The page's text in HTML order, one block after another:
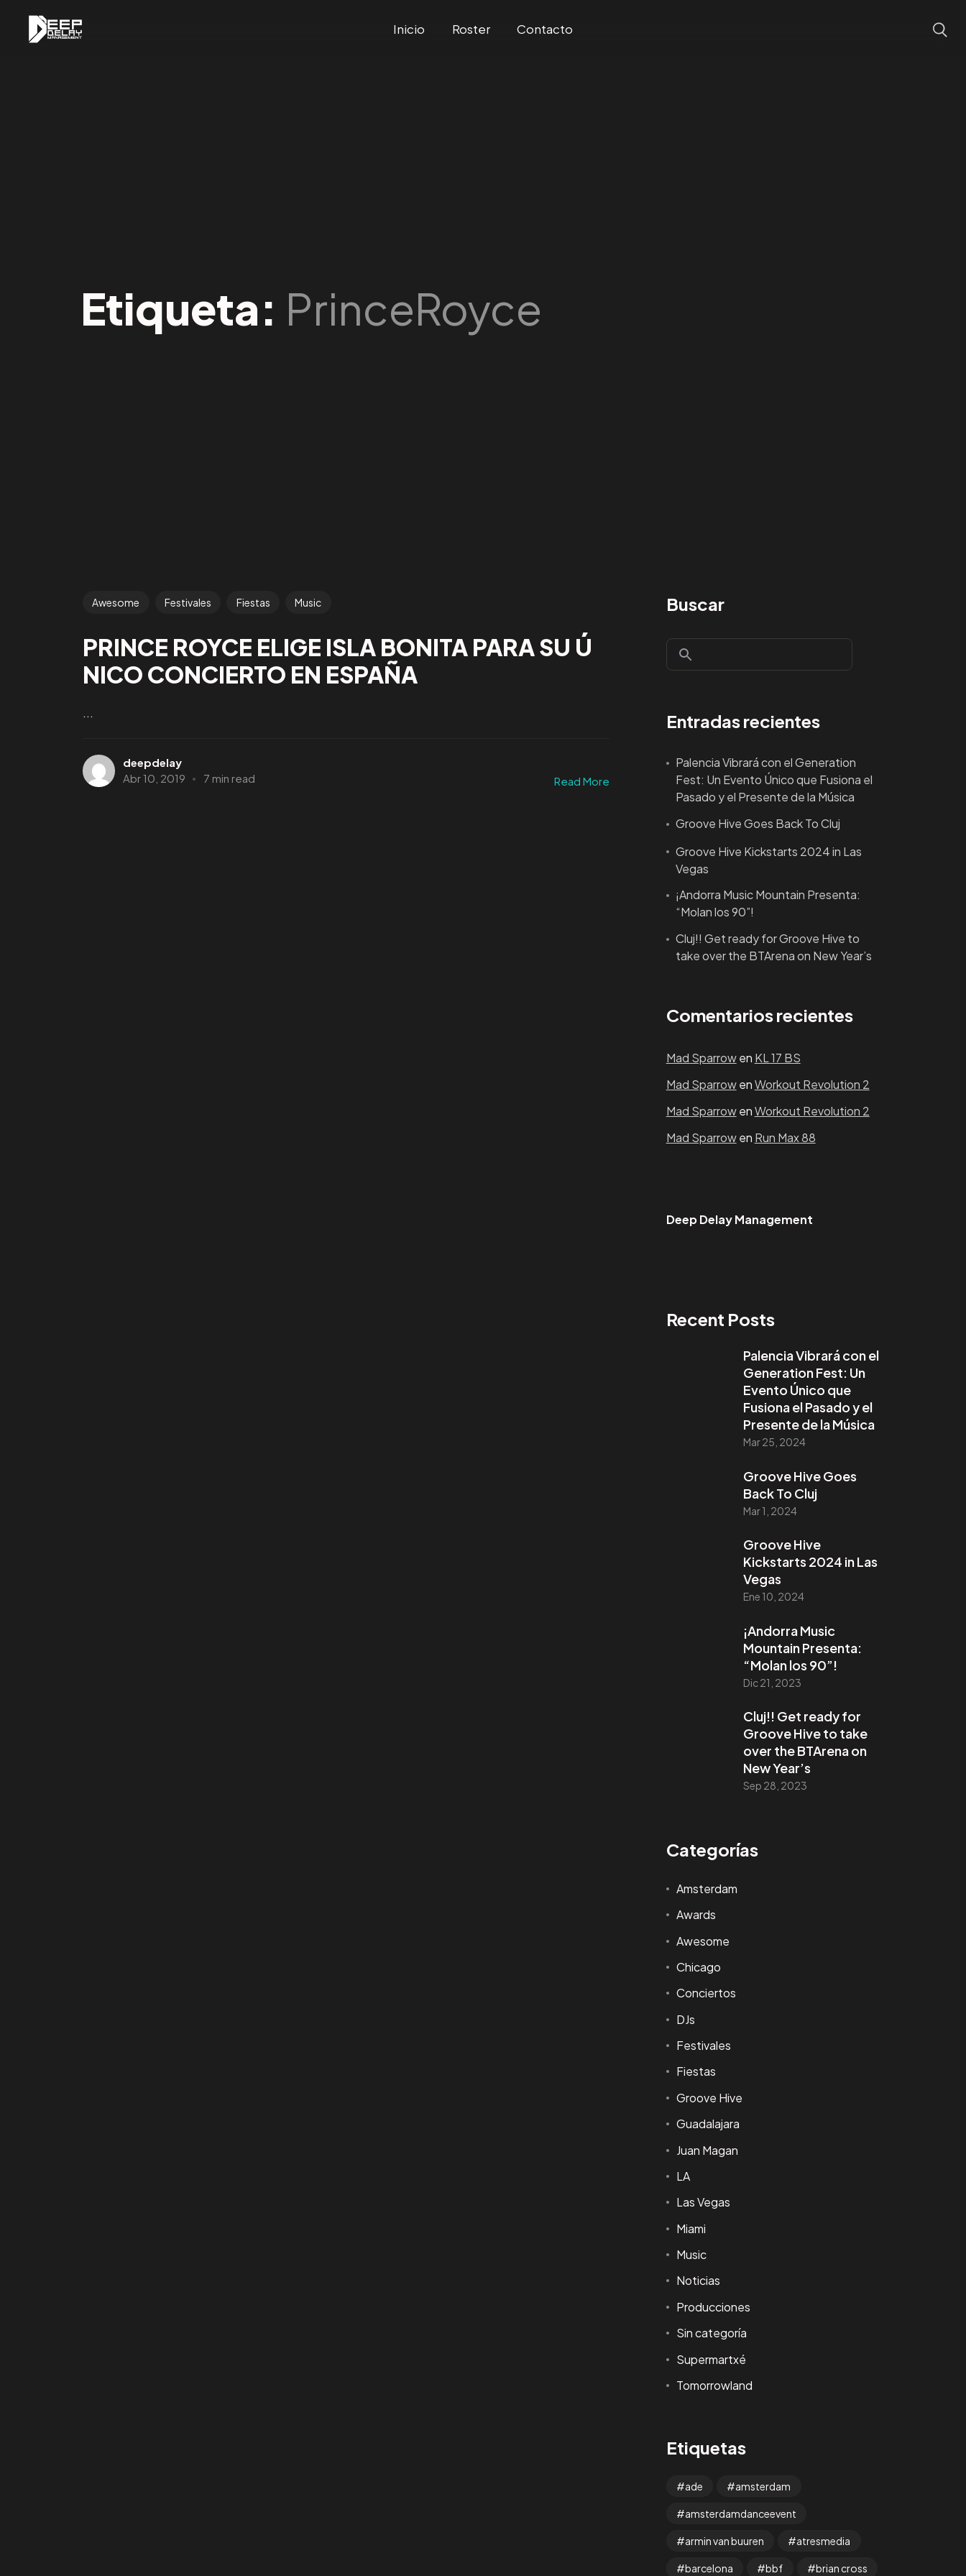
Inicio Roster Contacto
Etiqueta: PrinceRoyce
Awesome Festivales Fiestas Music
PRINCE ROYCE ELIGE ISLA BONITA PARA SU Ú
NICO CONCIERTO EN ESPAÑA
...
deepdelay
Abr 10, 2019
7 min read Read More
Buscar
Entradas recientes
Palencia Vibrará con el Generation
Fest: Un Evento Único que Fusiona el
Pasado y el Presente de la Música
Groove Hive Goes Back To Cluj
Groove Hive Kickstarts 2024 in Las
Vegas
¡Andorra Music Mountain Presenta:
“Molan los 90”!
Cluj!! Get ready for Groove Hive to
take over the BTArena on New Year’s
Comentarios recientes
Mad Sparrowen KL 17 BS
Mad SparrowenWorkout Revolution 2
Mad SparrowenWorkout Revolution 2
Mad Sparrowen Run Max 88
Deep Delay Management
Recent Posts
Palencia Vibrará con el
Generation Fest: Un
Evento Único que
Fusiona el Pasado y el
Presente de la Música
Mar 25, 2024
Groove Hive Goes
Back To Cluj
Mar 1, 2024
Groove Hive
Kickstarts 2024 in Las
Vegas
Ene 10, 2024
¡Andorra Music
Mountain Presenta:
“Molan los 90”!
Dic 21, 2023
Cluj!! Get ready for
Groove Hive to take
over the BTArena on
New Year’s
Sep 28, 2023
Categorías
Amsterdam
Awards
Awesome
Chicago
Conciertos
DJs
Festivales
Fiestas
Groove Hive
Guadalajara
Juan Magan
LA
Las Vegas
Miami
Music
Noticias
Producciones
Sin categoría
Supermartxé
Tomorrowland
Etiquetas
ade amsterdam
amsterdamdanceevent
armin van buuren atresmedia
barcelona bbf brian cross